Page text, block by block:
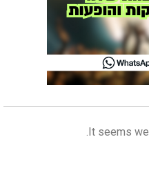
It seems